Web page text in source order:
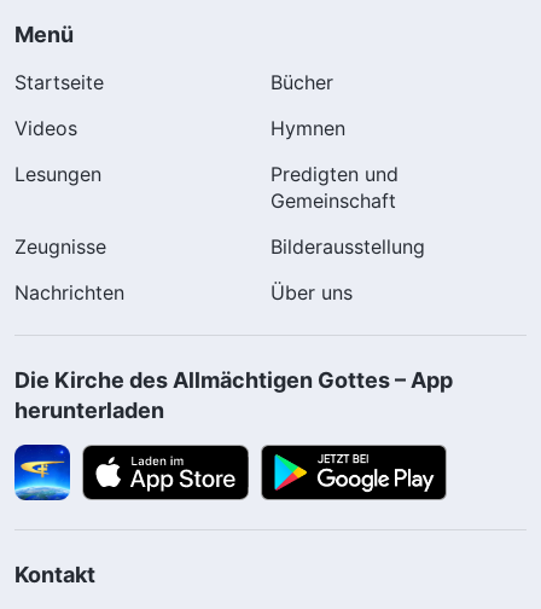
Menü
Startseite
Bücher
Videos
Hymnen
Lesungen
Predigten und
Gemeinschaft
Zeugnisse
Bilderausstellung
Nachrichten
Über uns
Die Kirche des Allmächtigen Gottes – App
herunterladen
Kontakt